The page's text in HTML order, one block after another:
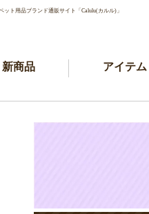
ト用品ブランド通販サイト「Calulu(カルル)」
新商品 アイテム